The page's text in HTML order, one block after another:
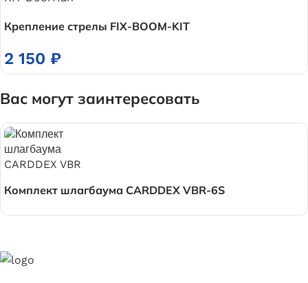
Крепление стрелы FIX-BOOM-KIT
2 150 ₽
Вас могут заинтересовать
Комплект шлагбаума CARDDEX VBR-6S